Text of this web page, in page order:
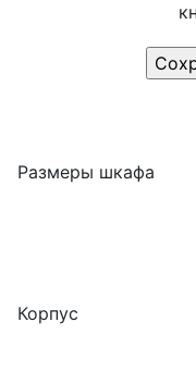
Размеры шкафа
Корпус